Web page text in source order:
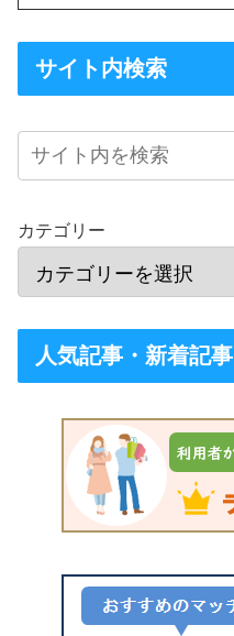
サイト内検索
カテゴリー
人気記事・新着記事